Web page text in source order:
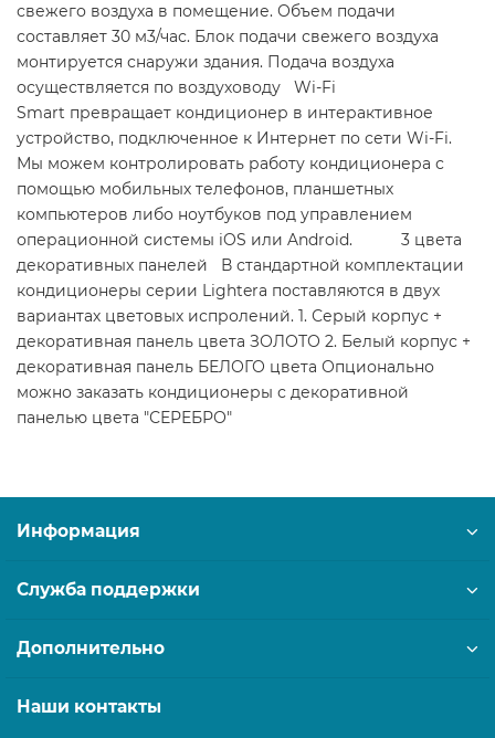
свежего воздуха в помещение. Объем подачи
составляет 30 м3/час. Блок подачи свежего воздуха
монтируется снаружи здания. Подача воздуха
осуществляется по воздуховоду Wi-Fi
Smart превращает кондиционер в интерактивное
устройство, подключенное к Интернет по сети Wi-Fi.
Мы можем контролировать работу кондиционера с
помощью мобильных телефонов, планшетных
компьютеров либо ноутбуков под управлением
операционной системы iOS или Android. 3 цвета
декоративных панелей В стандартной комплектации
кондиционеры серии Lightera поставляются в двух
вариантах цветовых испролений. 1. Серый корпус +
декоративная панель цвета ЗОЛОТО 2. Белый корпус +
декоративная панель БЕЛОГО цвета Опционально
можно заказать кондиционеры с декоративной
панелью цвета "СЕРЕБРО"
Информация
Служба поддержки
Дополнительно
Наши контакты